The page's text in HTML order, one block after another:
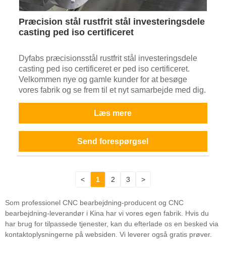
Præcision stål rustfrit stål investeringsdele
casting ped iso certificeret
Dyfabs præcisionsstål rustfrit stål investeringsdele
casting ped iso certificeret er ped iso certificeret.
Velkommen nye og gamle kunder for at besøge
vores fabrik og se frem til et nyt samarbejde med dig.
Læs mere
Send forespørgsel
< 1 2 3 >
Som professionel CNC bearbejdning-producent og CNC
bearbejdning-leverandør i Kina har vi vores egen fabrik. Hvis du
har brug for tilpassede tjenester, kan du efterlade os en besked via
kontaktoplysningerne på websiden. Vi leverer også gratis prøver.